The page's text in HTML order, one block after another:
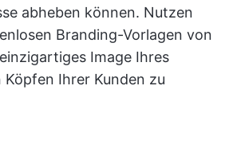
abheben können. Nutzen
Branding-Vorlagen von
Image Ihres
Ihrer Kunden zu